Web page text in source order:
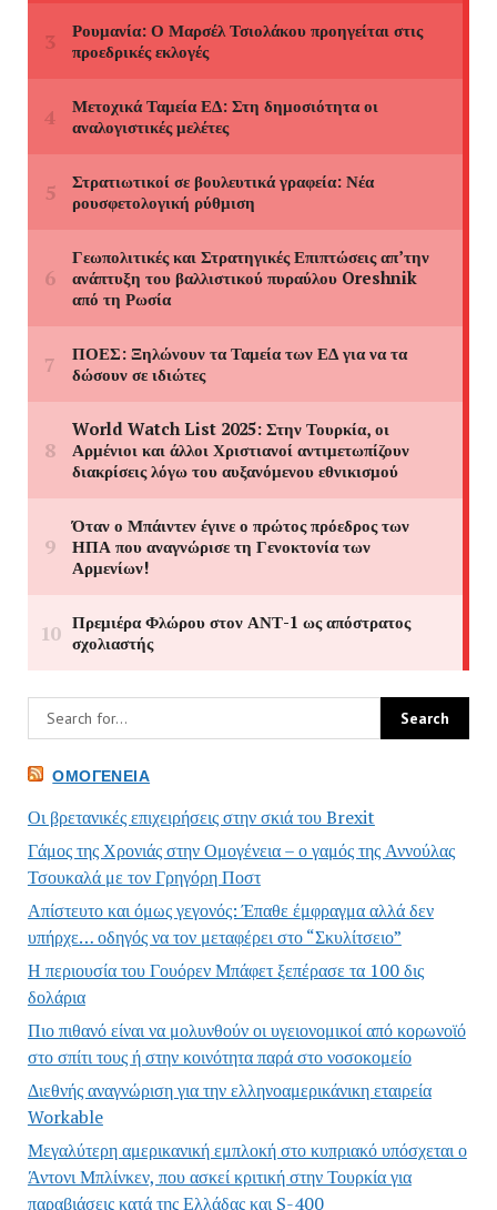
ΟΜΟΓΈΝΕΙΑ
Οι βρετανικές επιχειρήσεις στην σκιά του Brexit
Γάμος της Χρονιάς στην Ομογένεια – ο γαμός της Αννούλας
Τσουκαλά με τον Γρηγόρη Ποστ
Απίστευτο και όμως γεγονός: Έπαθε έμφραγμα αλλά δεν
υπήρχε… οδηγός να τον μεταφέρει στο “Σκυλίτσειο”
Η περιουσία του Γουόρεν Μπάφετ ξεπέρασε τα 100 δις
δολάρια
Πιο πιθανό είναι να μολυνθούν οι υγειονομικοί από κορωνοϊό
στο σπίτι τους ή στην κοινότητα παρά στο νοσοκομείο
Διεθνής αναγνώριση για την ελληνοαμερικάνικη εταιρεία
Workable
Μεγαλύτερη αμερικανική εμπλοκή στο κυπριακό υπόσχεται ο
Άντονι Μπλίνκεν, που ασκεί κριτική στην Τουρκία για
παραβιάσεις κατά της Ελλάδας και S-400